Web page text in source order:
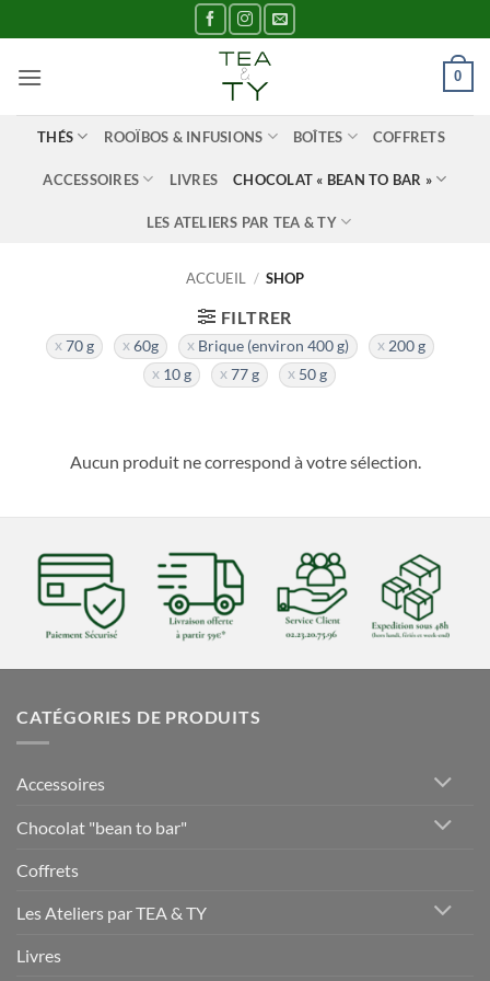
au
contenu
0
THÉS ROOÏBOS & INFUSIONS BOÎTES COFFRETS
ACCESSOIRES LIVRES CHOCOLAT « BEAN TO BAR »
LES ATELIERS PAR TEA & TY
ACCUEIL / SHOP
FILTRER
70 g 60g Brique (environ 400 g)
200 g
10 g
77 g 50 g
Aucun produit ne correspond à votre sélection.
CATÉGORIES DE PRODUITS
Accessoires
Chocolat "bean to bar"
Coffrets
Les Ateliers par TEA & TY
Livres